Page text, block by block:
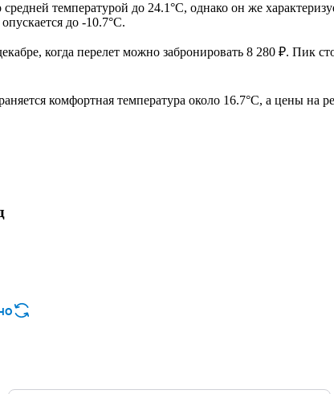
средней температурой до 24.1°C, однако он же
до -10.7°C.
когда перелет можно забронировать 8 280 ₽. Пик
комфортная температура около 16.7°C, а цены на